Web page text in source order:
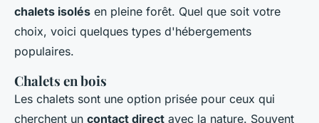
chalets isolés en pleine forêt. Quel que soit votre
choix, voici quelques types d'hébergements
populaires.
Chalets en bois
Les chalets sont une option prisée pour ceux qui
cherchent un contact direct avec la nature. Souvent